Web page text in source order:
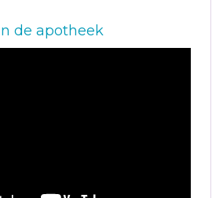
de apotheek